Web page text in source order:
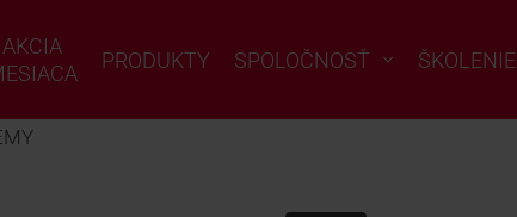
AKCIA
PRODUKTY SPOLOČNOSŤ ŠKOLENIE